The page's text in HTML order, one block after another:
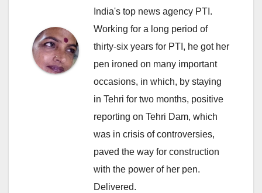
India's top news agency PTI.
Working for a long period of
thirty-six years for PTI, he got her
pen ironed on many important
occasions, in which, by staying
in Tehri for two months, positive
reporting on Tehri Dam, which
was in crisis of controversies,
paved the way for construction
with the power of her pen.
Delivered.